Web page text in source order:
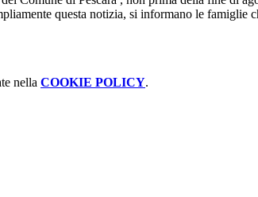
questa notizia, si informano le famiglie
nella COOKIE POLICY.